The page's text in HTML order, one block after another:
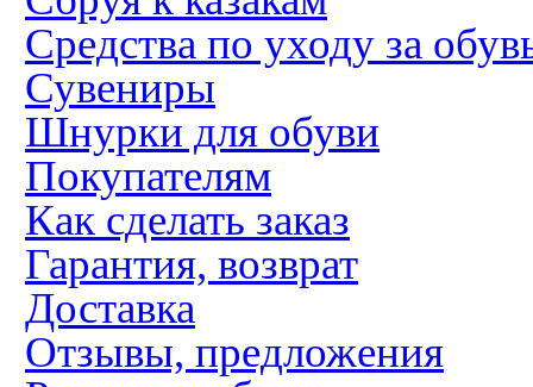
Средства по уходу за
Сувениры
Шнурки для обуви
Покупателям
Как сделать заказ
Гарантия, возврат
Доставка
Отзывы, предложения